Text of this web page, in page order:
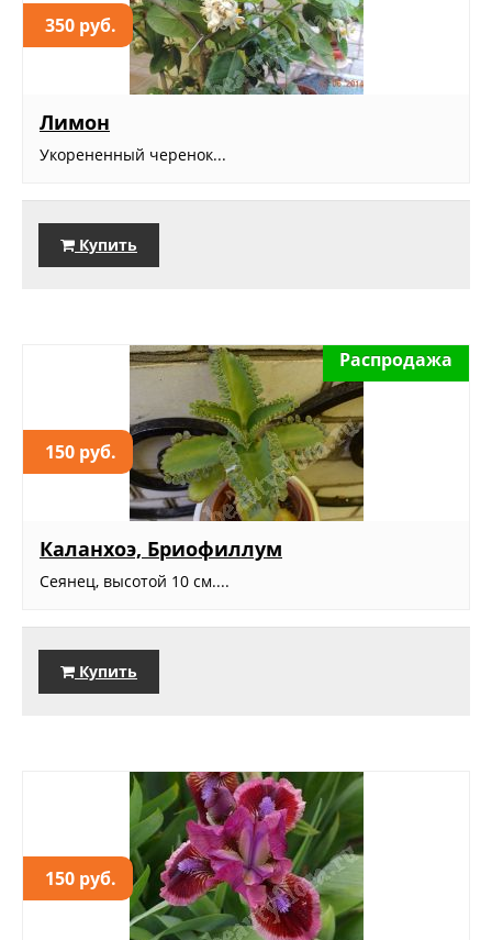
350 руб.
Лимон
Укорененный черенок...
Купить
150 руб.
Распродажа
Каланхоэ, Бриофиллум
Сеянец, высотой 10 см....
Купить
150 руб.